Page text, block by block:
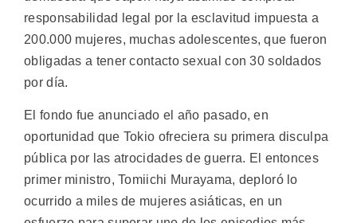
responsabilidad legal por la esclavitud impuesta a
200.000 mujeres, muchas adolescentes, que fueron
obligadas a tener contacto sexual con 30 soldados
por día.
El fondo fue anunciado el año pasado, en
oportunidad que Tokio ofreciera su primera disculpa
pública por las atrocidades de guerra. El entonces
primer ministro, Tomiichi Murayama, deploró lo
ocurrido a miles de mujeres asiáticas, en un